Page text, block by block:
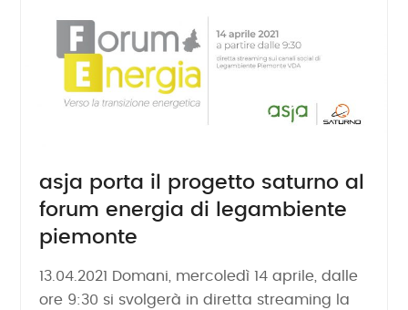
asja porta il progetto saturno al
forum energia di legambiente
piemonte
13.04.2021 Domani, mercoledì 14 aprile, dalle
ore 9:30 si svolgerà in diretta streaming la